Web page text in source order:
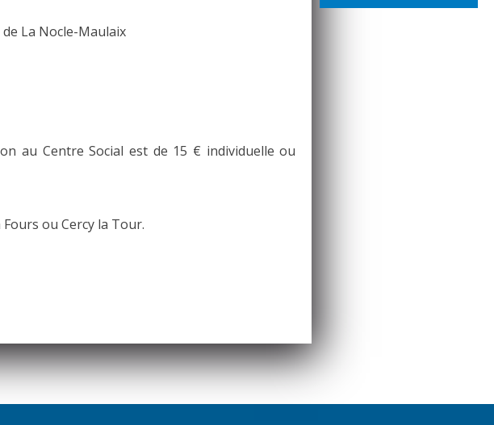
de La Nocle-Maulaix
au Centre Social est de 15 € individuelle ou
ou Cercy la Tour.